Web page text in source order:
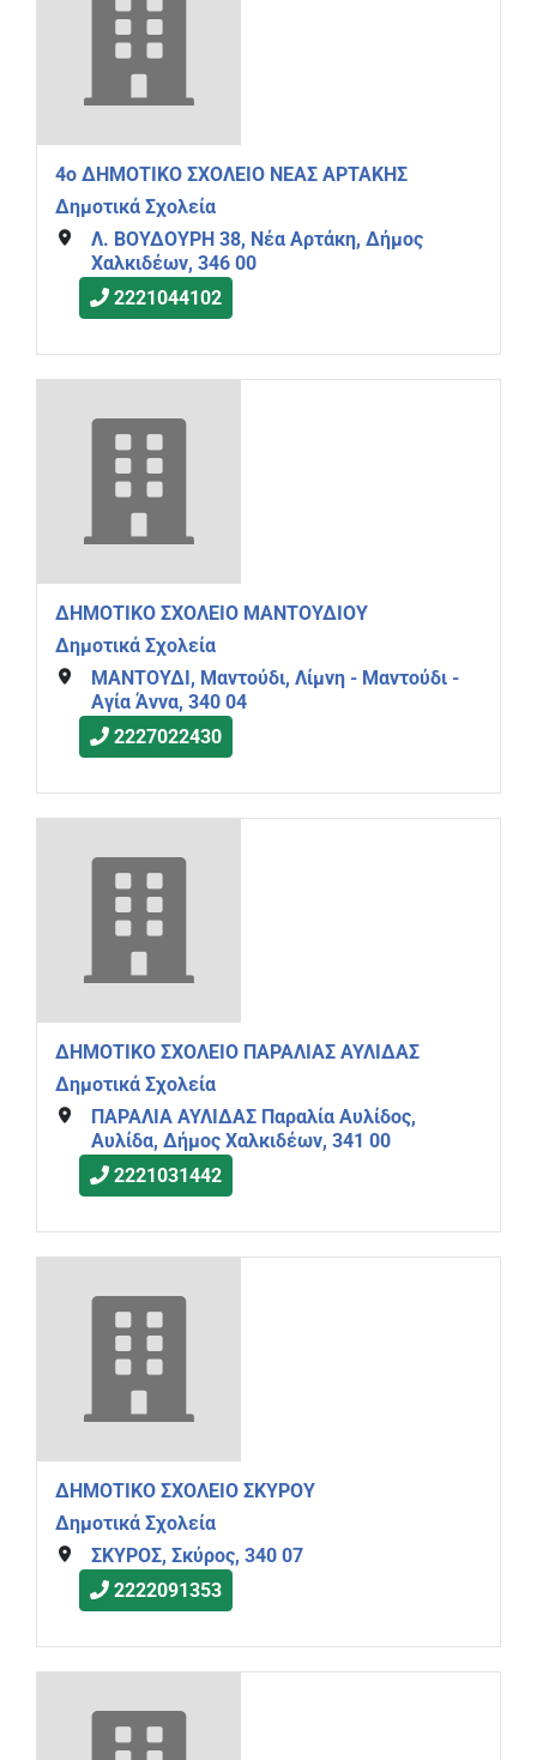
4o ΔΗΜΟΤΙΚΟ ΣΧΟΛΕΙΟ ΝΕΑΣ ΑΡΤΑΚΗΣ
Δημοτικά Σχολεία
Λ. ΒΟΥΔΟΥΡΗ 38, Νέα Αρτάκη, Δήμος
Χαλκιδέων, 346 00
2221044102
ΔΗΜΟΤΙΚΟ ΣΧΟΛΕΙΟ ΜΑΝΤΟΥΔΙΟΥ
Δημοτικά Σχολεία
ΜΑΝΤΟΥΔΙ, Μαντούδι, Λίμνη - Μαντούδι -
Αγία Άννα, 340 04
2227022430
ΔΗΜΟΤΙΚΟ ΣΧΟΛΕΙΟ ΠΑΡΑΛΙΑΣ ΑΥΛΙΔΑΣ
Δημοτικά Σχολεία
ΠΑΡΑΛΙΑ ΑΥΛΙΔΑΣ Παραλία Αυλίδος,
Αυλίδα, Δήμος Χαλκιδέων, 341 00
2221031442
ΔΗΜΟΤΙΚΟ ΣΧΟΛΕΙΟ ΣΚΥΡΟΥ
Δημοτικά Σχολεία
ΣΚΥΡΟΣ, Σκύρος, 340 07
2222091353